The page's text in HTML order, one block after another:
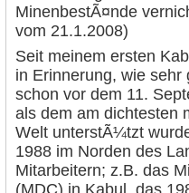
MinenbestÃ¤nde
vom 21.1.2008)
Seit meinem ersten
in Erinnerung, wie
schon vor dem 11.
als dem am dichtesten
Welt unterstÃ¼tzt
1988 im Norden des
Mitarbeitern; z.B. das
(MDC) in Kabul, das